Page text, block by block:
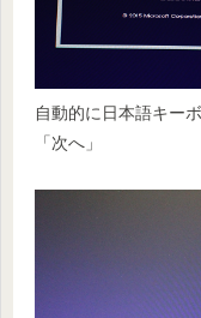
自動的に日本語キー
「次へ」